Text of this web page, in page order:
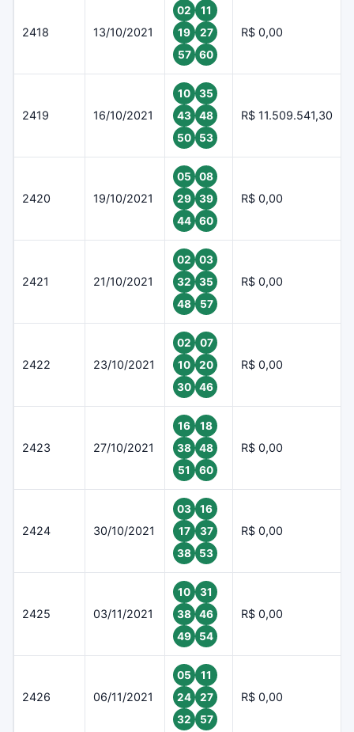
2418 13/10/2021
02
11
19
27
57
60
R$ 0,00
2419 16/10/2021
10
35
43
48
50
53
R$ 11.509.541,30
2420 19/10/2021
05
08
29
39
44
60
R$ 0,00
2421 21/10/2021
02
03
32
35
48
57
R$ 0,00
2422 23/10/2021
02
07
10
20
30
46
R$ 0,00
2423 27/10/2021
16
18
38
48
51
60
R$ 0,00
2424 30/10/2021
03
16
17
37
38
53
R$ 0,00
2425 03/11/2021
10
31
38
46
49
54
R$ 0,00
2426 06/11/2021
05
11
24
27
32
57
R$ 0,00